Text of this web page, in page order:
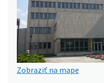
Zobraziť na mape